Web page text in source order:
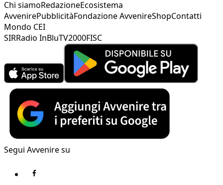
Chi siamoRedazioneEcosistema
AvvenirePubblicitàFondazione AvvenireShopContatti
Mondo CEI
SIRRadio InBluTV2000FISC
Segui Avvenire su